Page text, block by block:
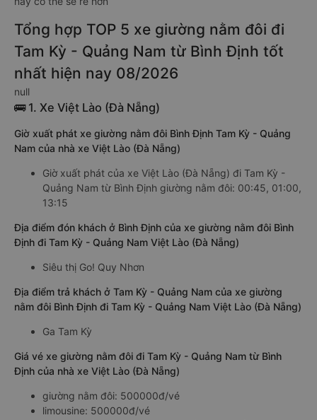
Tổng hợp TOP 5 xe giường nằm đôi đi
Tam Kỳ - Quảng Nam từ Bình Định tốt
nhất hiện nay 08/2026
null
🚌 1. Xe Việt Lào (Đà Nẵng)
Giờ xuất phát xe giường nằm đôi Bình Định Tam Kỳ - Quảng
Nam của nhà xe Việt Lào (Đà Nẵng)
Giờ xuất phát của xe Việt Lào (Đà Nẵng) đi Tam Kỳ -
Quảng Nam từ Bình Định giường nằm đôi: 00:45, 01:00,
13:15
Địa điểm đón khách ở Bình Định của xe giường nằm đôi Bình
Định đi Tam Kỳ - Quảng Nam Việt Lào (Đà Nẵng)
Siêu thị Go! Quy Nhơn
Địa điểm trả khách ở Tam Kỳ - Quảng Nam của xe giường
nằm đôi Bình Định đi Tam Kỳ - Quảng Nam Việt Lào (Đà Nẵng)
Ga Tam Kỳ
Giá vé xe giường nằm đôi đi Tam Kỳ - Quảng Nam từ Bình
Định của nhà xe Việt Lào (Đà Nẵng)
giường nằm đôi: 500000đ/vé
limousine: 500000đ/vé